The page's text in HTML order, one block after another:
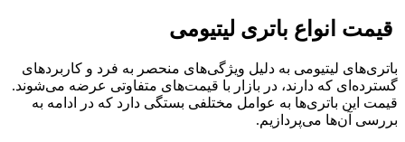
قیمت انواع باتری لیتیومی
باتری‌های لیتیومی به دلیل ویژگی‌های منحصر به فرد و کاربردهای
گسترده‌ای که دارند، در بازار با قیمت‌های متفاوتی عرضه می‌شوند.
قیمت این باتری‌ها به عوامل مختلفی بستگی دارد که در ادامه به
بررسی آن‌ها می‌پردازیم.